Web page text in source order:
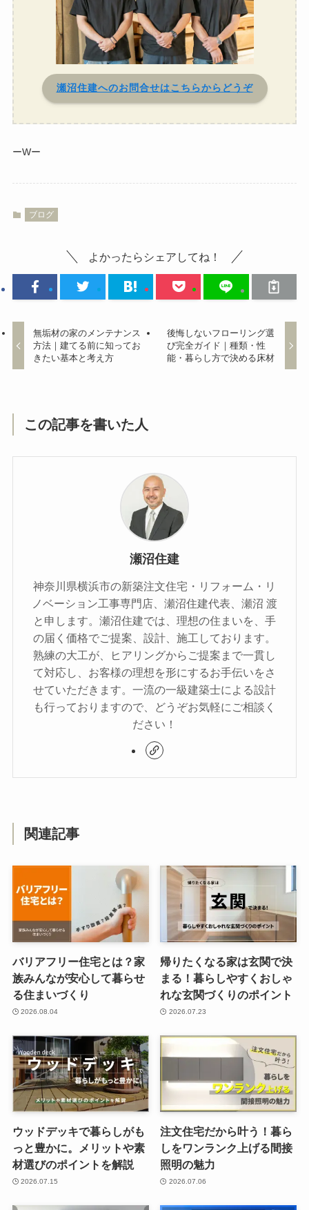
瀬沼住建へのお問合せはこちらからどうぞ
ーWー
ブログ
よかったらシェアしてね！
無垢材の家のメンテナンス
方法｜建てる前に知ってお
きたい基本と考え方
後悔しないフローリング選
び完全ガイド｜種類・性
能・暮らし方で決める床材
この記事を書いた人
瀬沼住建
神奈川県横浜市の新築注文住宅・リフォーム・リ
ノベーション工事専門店、瀬沼住建代表、瀬沼 渡
と申します。瀬沼住建では、理想の住まいを、手
の届く価格でご提案、設計、施工しております。
熟練の大工が、ヒアリングからご提案まで一貫し
て対応し、お客様の理想を形にするお手伝いをさ
せていただきます。一流の一級建築士による設計
も行っておりますので、どうぞお気軽にご相談く
ださい！
関連記事
バリアフリー住宅とは？家
族みんなが安心して暮らせ
る住まいづくり
2026.08.04
帰りたくなる家は玄関で決
まる！暮らしやすくおしゃ
れな玄関づくりのポイント
2026.07.23
ウッドデッキで暮らしがも
っと豊かに。メリットや素
材選びのポイントを解説
2026.07.15
注文住宅だから叶う！暮ら
しをワンランク上げる間接
照明の魅力
2026.07.06